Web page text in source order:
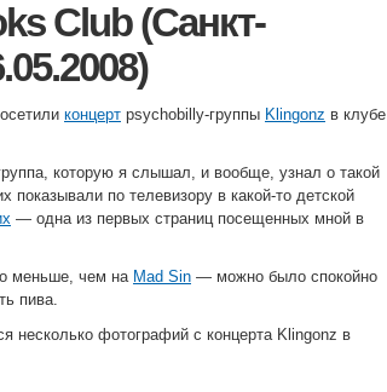
Club (Санкт-
концерт psychobilly-группы Klingonz в клубе
которую я слышал, и вообще, узнал о такой
показывали по телевизору в какой-то детской
— одна из первых страниц посещенных мной в
меньше, чем на Mad Sin — можно было спокойно
пива.
несколько фотографий с концерта Klingonz в